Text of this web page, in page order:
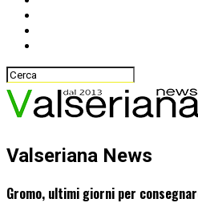
Valseriana News
Gromo, ultimi giorni per